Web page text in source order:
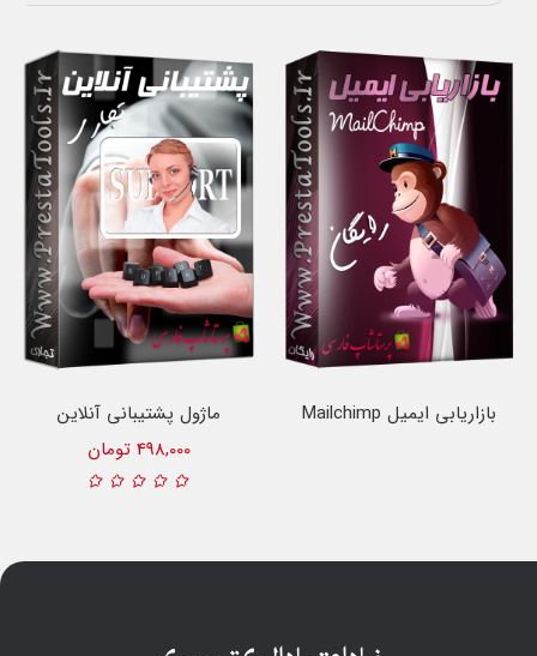
ماژول پشتیبانی آنلاین
498,000 تومان
بازاریابی ایمیل Mailchimp